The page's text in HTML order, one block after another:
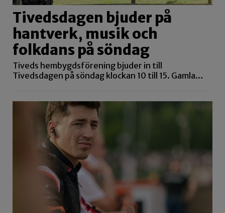
Tivedsdagen bjuder på
hantverk, musik och
folkdans på söndag
Tiveds hembygdsförening bjuder in till
Tivedsdagen på söndag klockan 10 till 15. Gamla…